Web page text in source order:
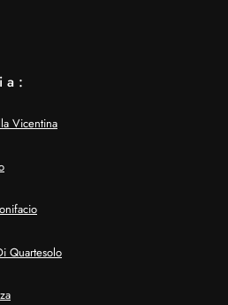
a :
Vicentina
Quartesolo